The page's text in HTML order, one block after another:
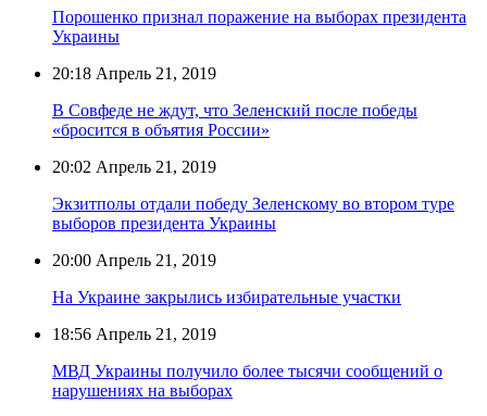
Порошенко признал поражение на выборах президента
Украины
20:18 Апрель 21, 2019
В Совфеде не ждут, что Зеленский после победы
«бросится в объятия России»
20:02 Апрель 21, 2019
Экзитполы отдали победу Зеленскому во втором туре
выборов президента Украины
20:00 Апрель 21, 2019
На Украине закрылись избирательные участки
18:56 Апрель 21, 2019
МВД Украины получило более тысячи сообщений о
нарушениях на выборах